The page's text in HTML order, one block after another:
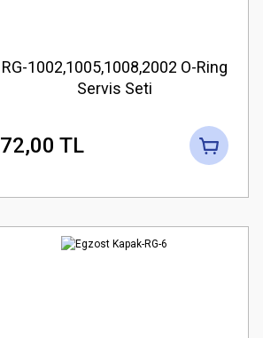
RG-1002,1005,1008,2002 O-Ring
Servis Seti
72,00 TL